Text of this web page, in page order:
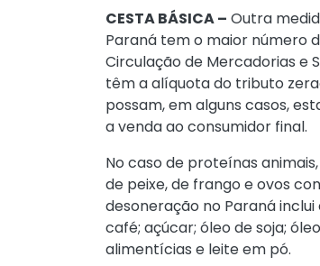
CESTA BÁSICA – Outra
Paraná tem o maior número
Circulação de Mercadorias e
têm a alíquota do tributo
possam, em alguns casos,
a venda ao consumidor final.
No caso de proteínas
de peixe, de frango e ovos
desoneração no Paraná inclui
café; açúcar; óleo de soja;
alimentícias e leite em pó.